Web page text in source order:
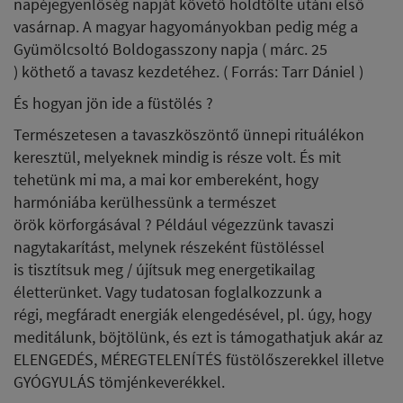
vasárnap. A magyar hagyományokban pedig még a
Gyümölcsoltó Boldogasszony napja ( márc. 25
) köthető a tavasz kezdetéhez. ( Forrás: Tarr Dániel )
És hogyan jön ide a füstölés ?
Természetesen a tavaszköszöntő ünnepi rituálékon
keresztül, melyeknek mindig is része volt. És mit
tehetünk mi ma, a mai kor embereként, hogy
harmóniába kerülhessünk a természet
örök körforgásával ? Például végezzünk tavaszi
nagytakarítást, melynek részeként füstöléssel
is tisztítsuk meg / újítsuk meg energetikailag
életterünket. Vagy tudatosan foglalkozzunk a
régi, megfáradt energiák elengedésével, pl. úgy, hogy
meditálunk, böjtölünk, és ezt is támogathatjuk akár az
ELENGEDÉS, MÉREGTELENÍTÉS füstölőszerekkel illetve
GYÓGYULÁS tömjénkeverékkel.